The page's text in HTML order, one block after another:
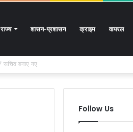
राज्य शासन-प्रशासन क्राइम वायरल
Follow Us